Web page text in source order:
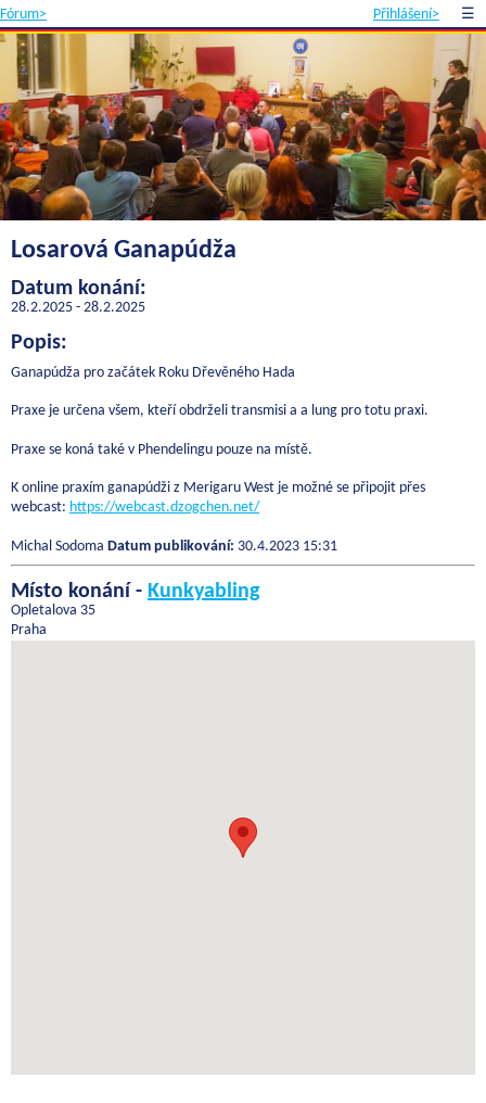
Fórum> Přihlášení> ☰
Losarová Ganapúdža
Datum konání:
28.2.2025 - 28.2.2025
Popis:
Ganapúdža pro začátek Roku Dřevěného Hada
Praxe je určena všem, kteří obdrželi transmisi a a lung pro totu praxi.
Praxe se koná také v Phendelingu pouze na místě.
K online praxím ganapúdži z Merigaru West je možné se připojit přes
webcast: https://webcast.dzogchen.net/
Michal Sodoma Datum publikování: 30.4.2023 15:31
Místo konání - Kunkyabling
Opletalova 35
Praha